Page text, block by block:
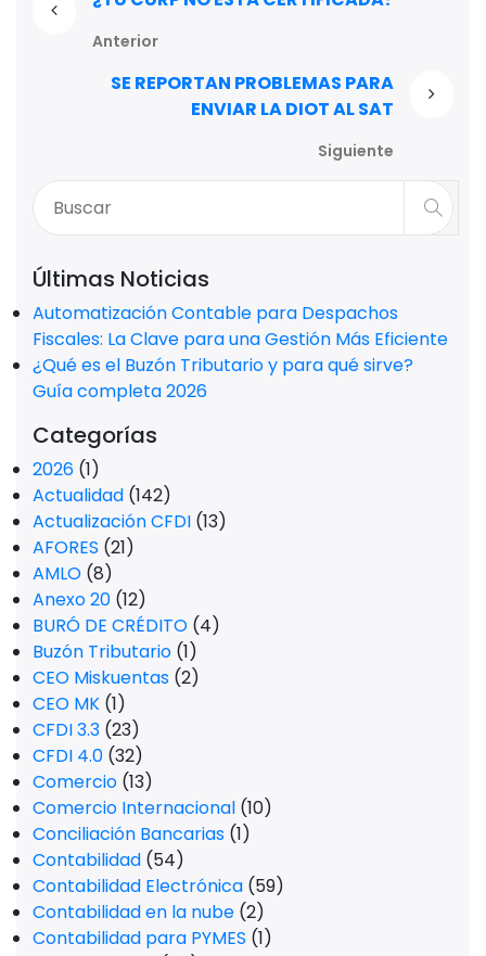
Anterior
SE REPORTAN PROBLEMAS PARA
ENVIAR LA DIOT AL SAT
Siguiente
Últimas Noticias
Automatización Contable para Despachos
Fiscales: La Clave para una Gestión Más Eficiente
¿Qué es el Buzón Tributario y para qué sirve?
Guía completa 2026
Categorías
2026 (1)
Actualidad (142)
Actualización CFDI (13)
AFORES (21)
AMLO (8)
Anexo 20 (12)
BURÓ DE CRÉDITO (4)
Buzón Tributario (1)
CEO Miskuentas (2)
CEO MK (1)
CFDI 3.3 (23)
CFDI 4.0 (32)
Comercio (13)
Comercio Internacional (10)
Conciliación Bancarias (1)
Contabilidad (54)
Contabilidad Electrónica (59)
Contabilidad en la nube (2)
Contabilidad para PYMES (1)